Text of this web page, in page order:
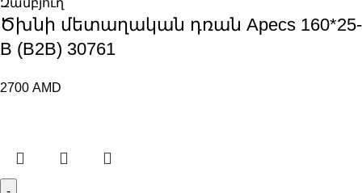
Ծխնի մետաղական դռան Apecs 160*25-
B (B2B) 30761
2700 AMD